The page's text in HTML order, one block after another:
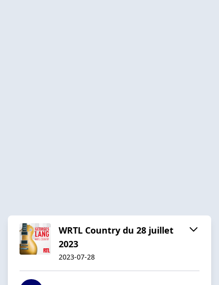
WRTL Country du 28 juillet
2023
2023-07-28